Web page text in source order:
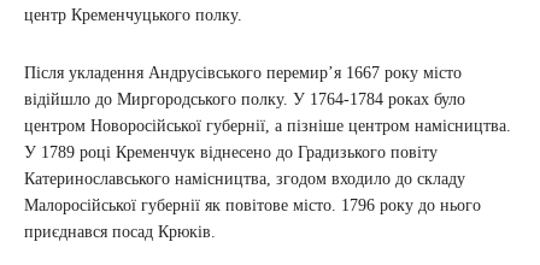
центр Кременчуцького полку.
Після укладення Андрусівського перемир’я 1667 року місто
відійшло до Миргородського полку. У 1764-1784 роках було
центром Новоросійської губернії, а пізніше центром намісництва.
У 1789 році Кременчук віднесено до Градизького повіту
Катеринославського намісництва, згодом входило до складу
Малоросійської губернії як повітове місто. 1796 року до нього
приєднався посад Крюків.